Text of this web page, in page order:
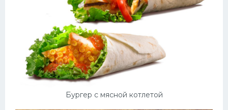
Бургер с мясной котлетой